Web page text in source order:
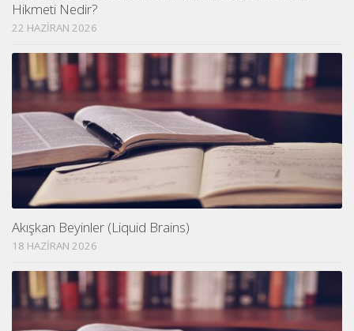
Hikmeti Nedir?
22 HAZIRAN 2026
Akışkan Beyinler (Liquid Brains)
18 HAZIRAN 2026